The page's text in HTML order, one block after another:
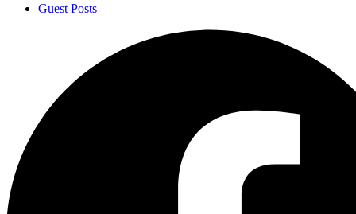
Guest Posts